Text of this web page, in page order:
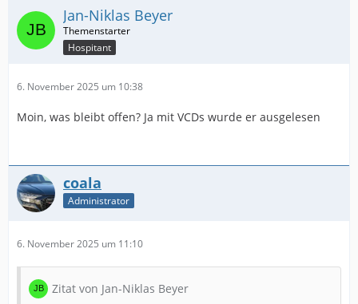
Jan-Niklas Beyer
Hospitant
6. November 2025 um 10:38
Moin, was bleibt offen? Ja mit VCDs wurde er ausgelesen
coala
Administrator
6. November 2025 um 11:10
Zitat von Jan-Niklas Beyer